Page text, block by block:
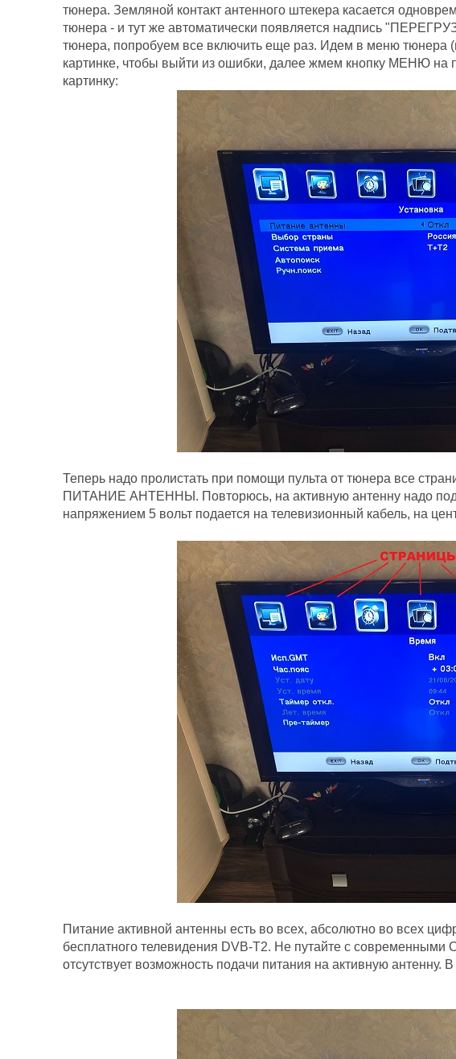
тюнера. Земляной контакт антенного штекера касается
тюнера - и тут же автоматически появляется надпись
тюнера, попробуем все включить еще раз. Идем в меню тюнера
картинке, чтобы выйти из ошибки, далее жмем кнопку МЕНЮ на
картинку:
Теперь надо пролистать при помощи пульта от тюнера все
ПИТАНИЕ АНТЕННЫ. Повторюсь, на активную антенну надо
напряжением 5 вольт подается на телевизионный кабель, на
Питание активной антенны есть во всех, абсолютно во всех
бесплатного телевидения DVB-T2. Не путайте с
отсутствует возможность подачи питания на активную